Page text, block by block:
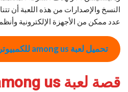
النسخ والإصدارات من هذه اللعبة أن
عدد ممكن من الأجهزة الإلكترونية
تحميل لعبة among us للكمبيوتر
قصة لعبة among us